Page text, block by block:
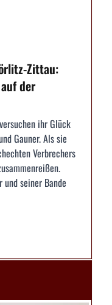
Zittau:
der
ihr Glück
Gauner. Als sie
Verbrechers
seiner Bande